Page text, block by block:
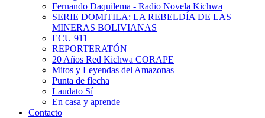
Fernando Daquilema - Radio Novela Kichwa
SERIE DOMITILA: LA REBELDÍA DE LAS
MINERAS BOLIVIANAS
ECU 911
REPORTERATÓN
20 Años Red Kichwa CORAPE
Mitos y Leyendas del Amazonas
Punta de flecha
Laudato Sí
En casa y aprende
Contacto